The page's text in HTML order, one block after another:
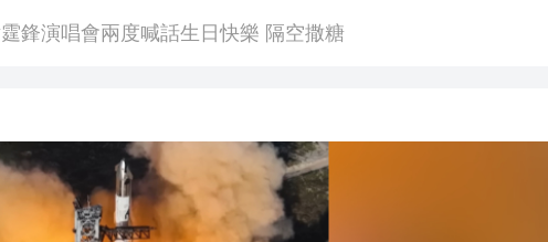
鋒演唱會兩度喊話生日快樂 隔空撒糖
女足》謝票場 親切揮手力挺兒子
港 高馬尾配白T 美麗明豔